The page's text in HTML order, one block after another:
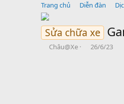
Trang chủ
Diễn đàn
Sửa chữa xe
B
Châu@Xe
N
26/6/23